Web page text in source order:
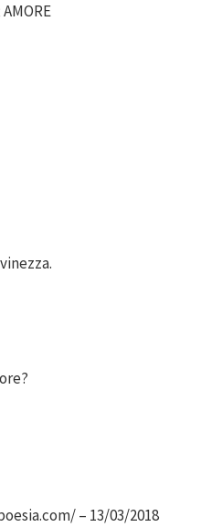
AMORE
– 13/03/2018